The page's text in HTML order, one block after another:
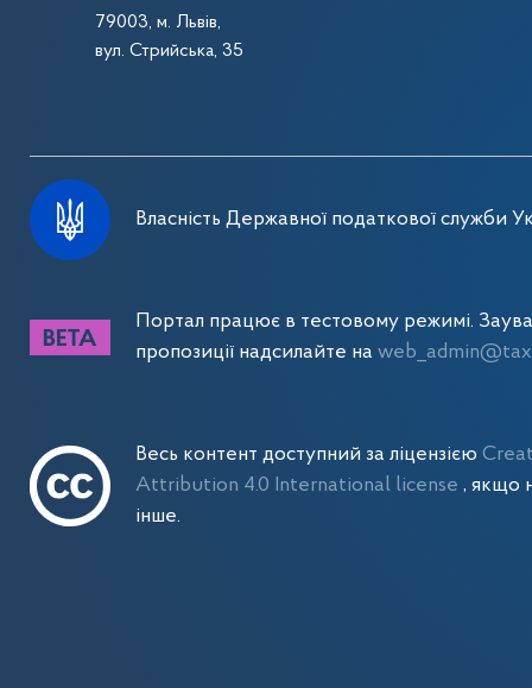
79003, м. Львів,
вул. Стрийська, 35
Власність Державної податкової служби
Портал працює в тестовому режимі.
пропозиції надсилайте на
Весь контент доступний за ліцензією
Attribution 4.0 International license, якщо
інше.